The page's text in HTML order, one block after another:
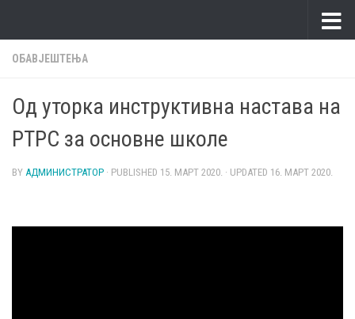
ОБАВЈЕШТЕЊА
Од уторка инструктивна настава на
РТРС за основне школе
BY АДМИНИСТРАТОР · PUBLISHED 15. МАРТ 2020. · UPDATED 16. МАРТ 2020.